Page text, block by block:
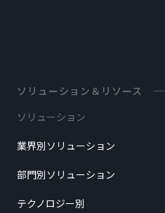
ソリューション＆リソース
ソリューション
業界別ソリューション
部門別ソリューション
テクノロジー別